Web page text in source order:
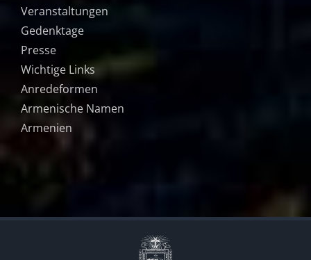
Veranstaltungen
Gedenktage
Presse
Wichtige Links
Anredeformen
Armenische Namen
Armenien